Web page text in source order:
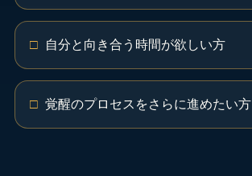
自分と向き合う時間が欲しい方
覚醒のプロセスをさらに進めたい方